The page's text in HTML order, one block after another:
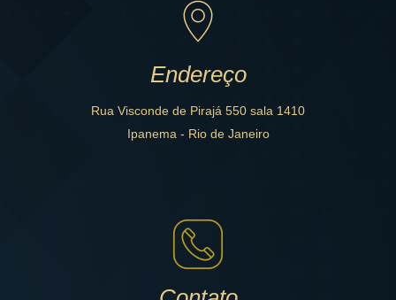
Endereço
Rua Visconde de Pirajá 550 sala 1410
Ipanema - Rio de Janeiro